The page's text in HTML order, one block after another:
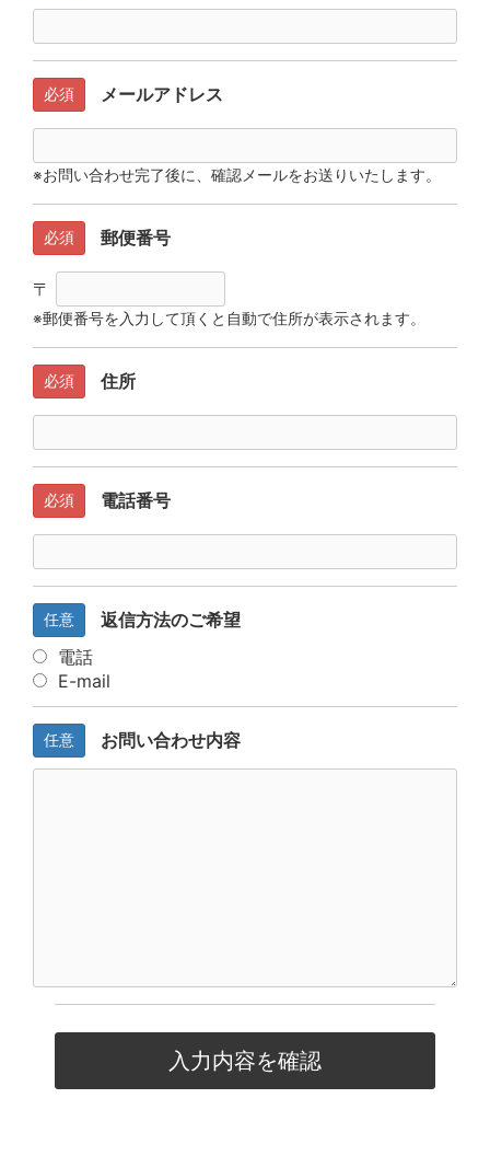
メールアドレス
必須
※お問い合わせ完了後に、確認メールをお送りいたします。
郵便番号
必須
〒
※郵便番号を入力して頂くと自動で住所が表示されます。
住所
必須
電話番号
必須
返信方法のご希望
任意
電話
E-mail
お問い合わせ内容
任意